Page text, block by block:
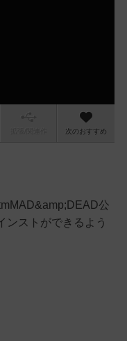
次のおすすめ
公
ンストができるよう